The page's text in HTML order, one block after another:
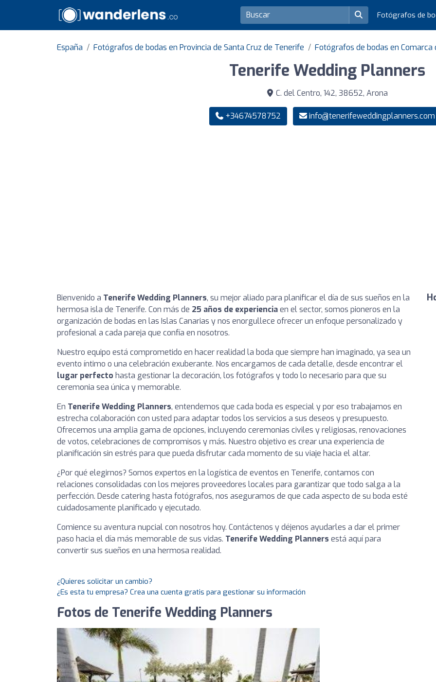
Fotógrafos de
España Fotógrafos de bodas en Provincia de Santa Cruz de Tenerife Fotógrafos de bodas en Comarca
Tenerife Wedding Planners
C. del Centro, 142, 38652, Arona
+34674578752 info@tenerifeweddingplanners.com
Bienvenido a Tenerife Wedding Planners, su mejor aliado para planificar el día de sus sueños en la
hermosa isla de Tenerife. Con más de 25 años de experienciaen el sector, somos pioneros en la
organización de bodas en las Islas Canarias y nos enorgullece ofrecer un enfoque personalizado y
profesional a cada pareja que confía en nosotros.
Nuestro equipo está comprometido en hacer realidad la boda que siempre han imaginado, ya sea un
evento íntimo o una celebración exuberante. Nos encargamos de cada detalle, desde encontrar el
lugar perfecto hasta gestionar la decoración, los fotógrafos y todo lo necesario para que su
ceremonia sea única y memorable.
En Tenerife Wedding Planners, entendemos que cada boda es especial y por eso trabajamos en
estrecha colaboración con usted para adaptar todos los servicios a sus deseos y presupuesto.
Ofrecemos una amplia gama de opciones, incluyendo ceremonias civiles y religiosas, renovaciones
de votos, celebraciones de compromisos y más. Nuestro objetivo es crear una experiencia de
planificación sin estrés para que pueda disfrutar cada momento de su viaje hacia el altar.
¿Por qué elegirnos? Somos expertos en la logística de eventos en Tenerife, contamos con
relaciones consolidadas con los mejores proveedores locales para garantizar que todo salga a la
perfección. Desde catering hasta fotógrafos, nos aseguramos de que cada aspecto de su boda esté
cuidadosamente planificado y ejecutado.
Comience su aventura nupcial con nosotros hoy. Contáctenos y déjenos ayudarles a dar el primer
paso hacia el día más memorable de sus vidas. Tenerife Wedding Planners está aquí para
convertir sus sueños en una hermosa realidad.
¿Quieres solicitar un cambio?
¿Es esta tu empresa? Crea una cuenta gratis para gestionar su información
Fotos de Tenerife Wedding Planners